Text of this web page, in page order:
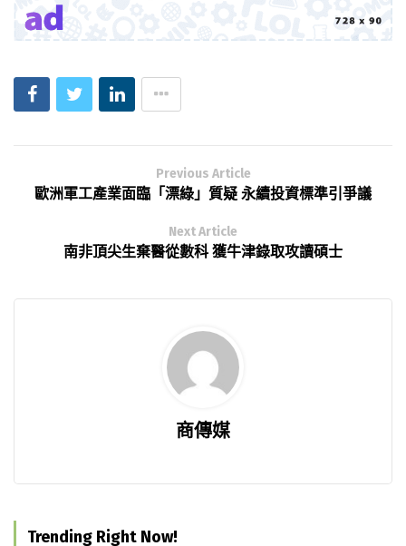
Previous Article
歐洲軍工產業面臨「漂綠」質疑 永續投資標準引爭議
Next Article
南非頂尖生棄醫從數科 獲牛津錄取攻讀碩士
商傳媒
Trending Right Now!